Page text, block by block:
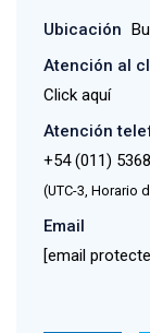
Ubicación
Atención al
Click aquí
Atención
+54 (011)
(UTC-3, Horario
Email
[email